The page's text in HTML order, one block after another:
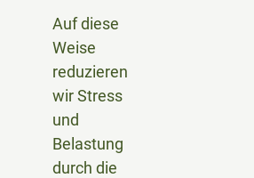
Auf diese
Weise
reduzieren
wir Stress
und
Belastung
durch die